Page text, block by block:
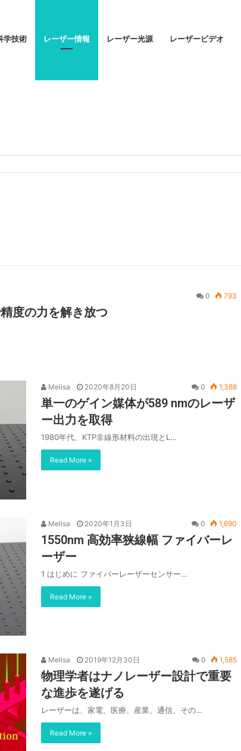
学技術 レーザー情報 レーザー光源 レーザービデオ
0 793
度の力を解き放つ
Melisa 2020年8月20日 0 1,388
単一のゲイン媒体が589 nmのレーザ
ー出力を取得
1980年代、KTP非線形材料の出現とL…
Read More »
Melisa 2020年1月3日 0 1,690
1550nm 高効率狭線幅 ファイバーレ
ーザー
1 はじめに ファイバーレーザーセンサー…
Read More »
Melisa 2019年12月30日 0 1,585
物理学者はナノレーザー設計で重要
な進歩を遂げる
レーザーは、家電、医療、産業、通信、その…
Read More »